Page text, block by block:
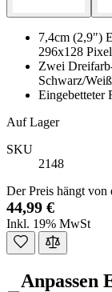
7,4cm (2,9")
296x128 Pixel
Zwei
Schwarz/
Eingebetteter
Auf Lager
SKU
2148
Der Preis hängt von
44,99 €
Inkl. 19% MwSt
Anpassen